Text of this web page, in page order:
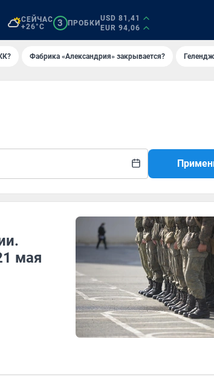
СЕЙЧАС
+26°C
3 ПРОБКИ
USD 81,41
EUR 94,06
Фабрика «Александрия» закрывается?
мая